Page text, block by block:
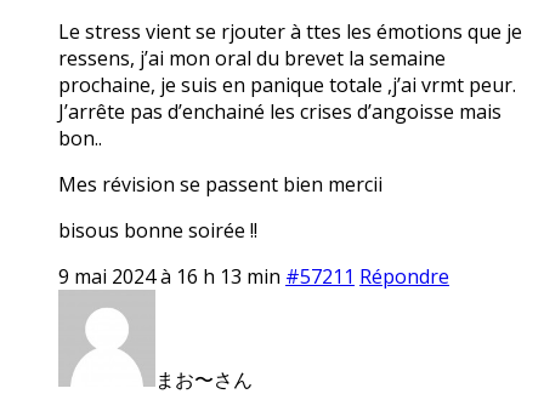
Le stress vient se rjouter à ttes les émotions que je
ressens, j’ai mon oral du brevet la semaine
prochaine, je suis en panique totale ,j’ai vrmt peur.
J’arrête pas d’enchainé les crises d’angoisse mais
bon..
Mes révision se passent bien mercii
bisous bonne soirée !!
9 mai 2024 à 16 h 13 min #57211 Répondre
まお〜さん